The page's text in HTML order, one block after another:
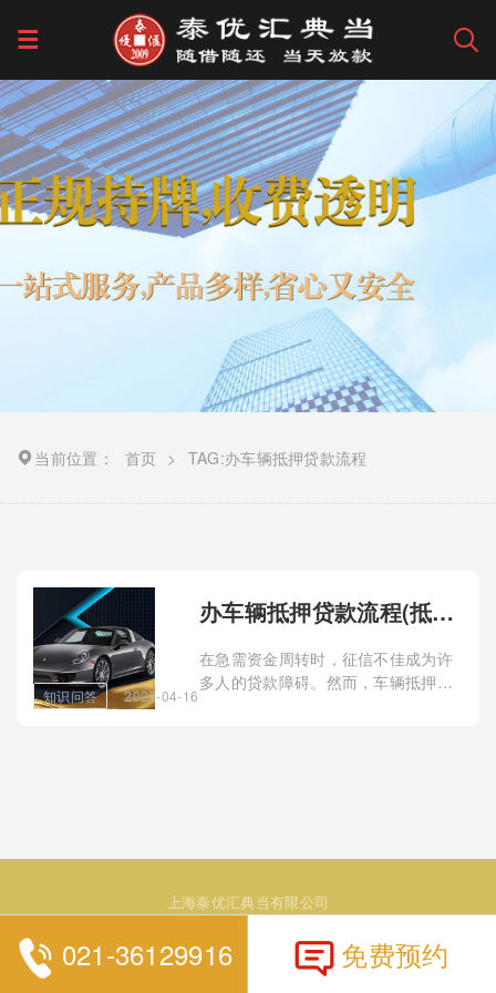
当前位置： 首页 > TAG:办车辆抵押贷款流程
办车辆抵押贷款流程(抵押车辆贷款)？
在急需资金周转时，征信不佳成为许
多人的贷款障碍。然而，车辆抵押贷
知识问答 2025-04-16
上海泰优汇典当有限公司
021-36129916 免费预约